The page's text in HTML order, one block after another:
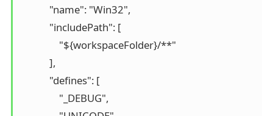
            "name": "Win32",
            "includePath": [
                "${workspaceFolder}/**"
            ],
            "defines": [
                "_DEBUG",